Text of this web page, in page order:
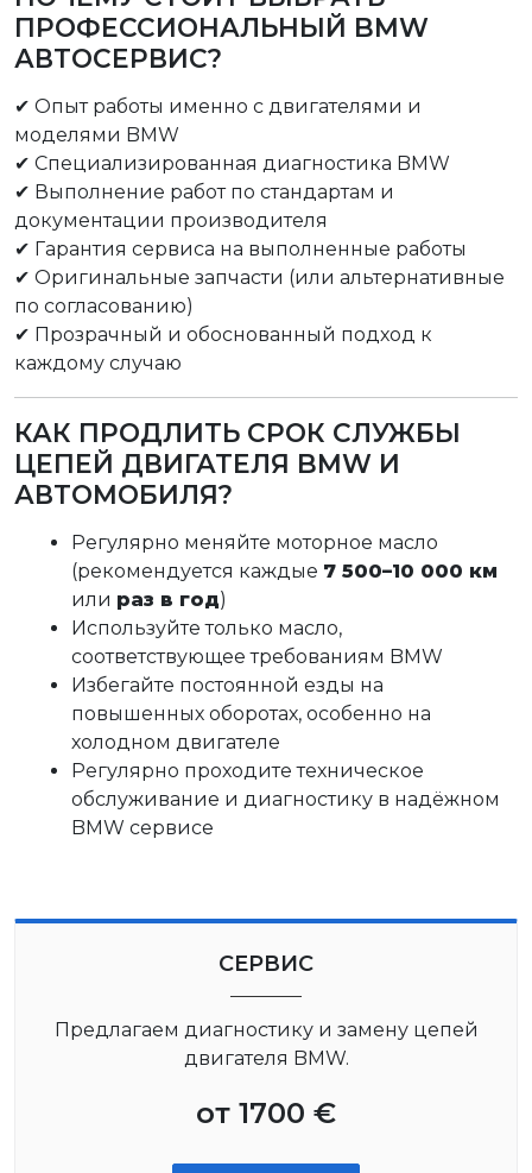
ПРОФЕССИОНАЛЬНЫЙ BMW
АВТОСЕРВИС?
✔ Опыт работы именно с двигателями и
моделями BMW
✔ Специализированная диагностика BMW
✔ Выполнение работ по стандартам и
документации производителя
✔ Гарантия сервиса на выполненные работы
✔ Оригинальные запчасти (или альтернативные
по согласованию)
✔ Прозрачный и обоснованный подход к
каждому случаю
КАК ПРОДЛИТЬ СРОК СЛУЖБЫ
ЦЕПЕЙ ДВИГАТЕЛЯ BMW И
АВТОМОБИЛЯ?
Регулярно меняйте моторное масло
(рекомендуется каждые 7 500–10 000 км
или раз в год)
Используйте только масло,
соответствующее требованиям BMW
Избегайте постоянной езды на
повышенных оборотах, особенно на
холодном двигателе
Регулярно проходите техническое
обслуживание и диагностику в надёжном
BMW сервисе
СЕРВИС
Предлагаем диагностику и замену цепей
двигателя BMW.
от 1700 €